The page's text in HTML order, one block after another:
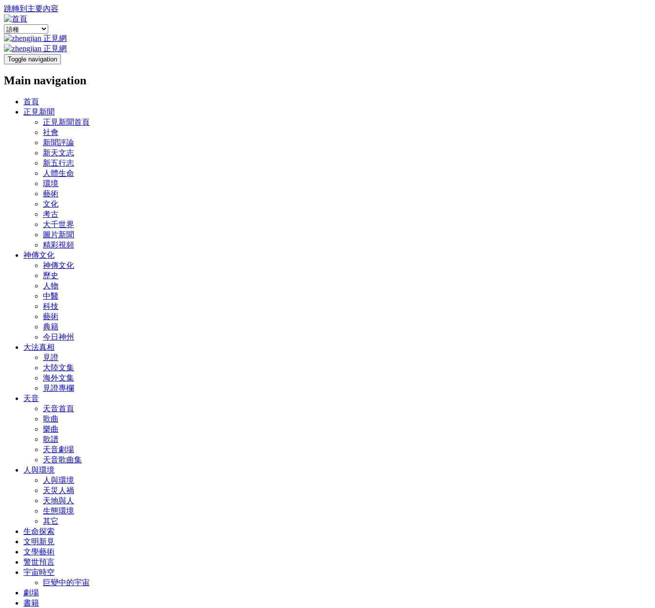
跳轉到主要內容
Toggle navigation
Main navigation
首頁
正見新聞
正見新聞首頁
社會
新聞評論
新天文志
新五行志
人體生命
環境
藝術
文化
考古
大千世界
圖片新聞
精彩視頻
神傳文化
神傳文化
歷史
人物
中醫
科技
藝術
典籍
今日神州
大法真相
見證
大陸文集
海外文集
見證專欄
天音
天音首頁
歌曲
樂曲
歌譜
天音劇場
天音歌曲集
人與環境
人與環境
天災人禍
天地與人
生態環境
其它
生命探索
文明新見
文學藝術
警世預言
宇宙時空
巨變中的宇宙
劇場
書籍